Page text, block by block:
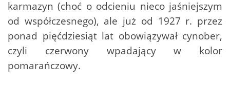
karmazyn (choć o odcieniu nieco jaśniejszym
od współczesnego), ale już od 1927 r. przez
ponad pięćdziesiąt lat obowiązywał cynober,
czyli czerwony wpadający w kolor
pomarańczowy.